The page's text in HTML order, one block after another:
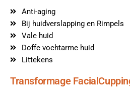
Anti-aging
Bij huidverslapping en Rimpels
Vale huid
Doffe vochtarme huid
Littekens
Transformage